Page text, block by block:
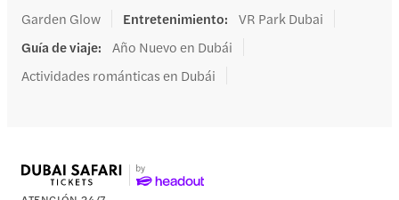
Garden Glow
Entretenimiento:
VR Park Dubai
Guía de viaje:
Año Nuevo en Dubái
Actividades románticas en Dubái